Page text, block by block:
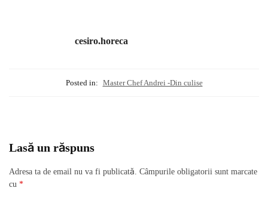
cesiro.horeca
Posted in: Master Chef Andrei -Din culise
Lasă un răspuns
Adresa ta de email nu va fi publicată. Câmpurile obligatorii sunt marcate
cu *